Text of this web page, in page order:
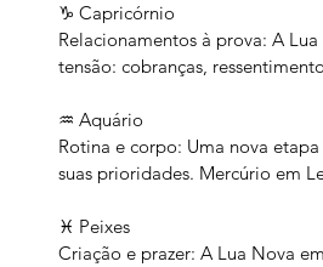
♑ Capricórnio
Relacionamentos à prova: A
tensão: cobranças,
♒ Aquário
Rotina e corpo: Uma nova
suas prioridades. Mercúrio em
♓ Peixes
Criação e prazer: A Lua Nova